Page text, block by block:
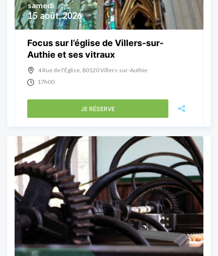
15 août, 2026
samedi
Focus sur l’église de Villers-sur-
Authie et ses vitraux
4 Rue de l'Église, 80120 Villers-sur-Authie
17h00
JE RÉSERVE